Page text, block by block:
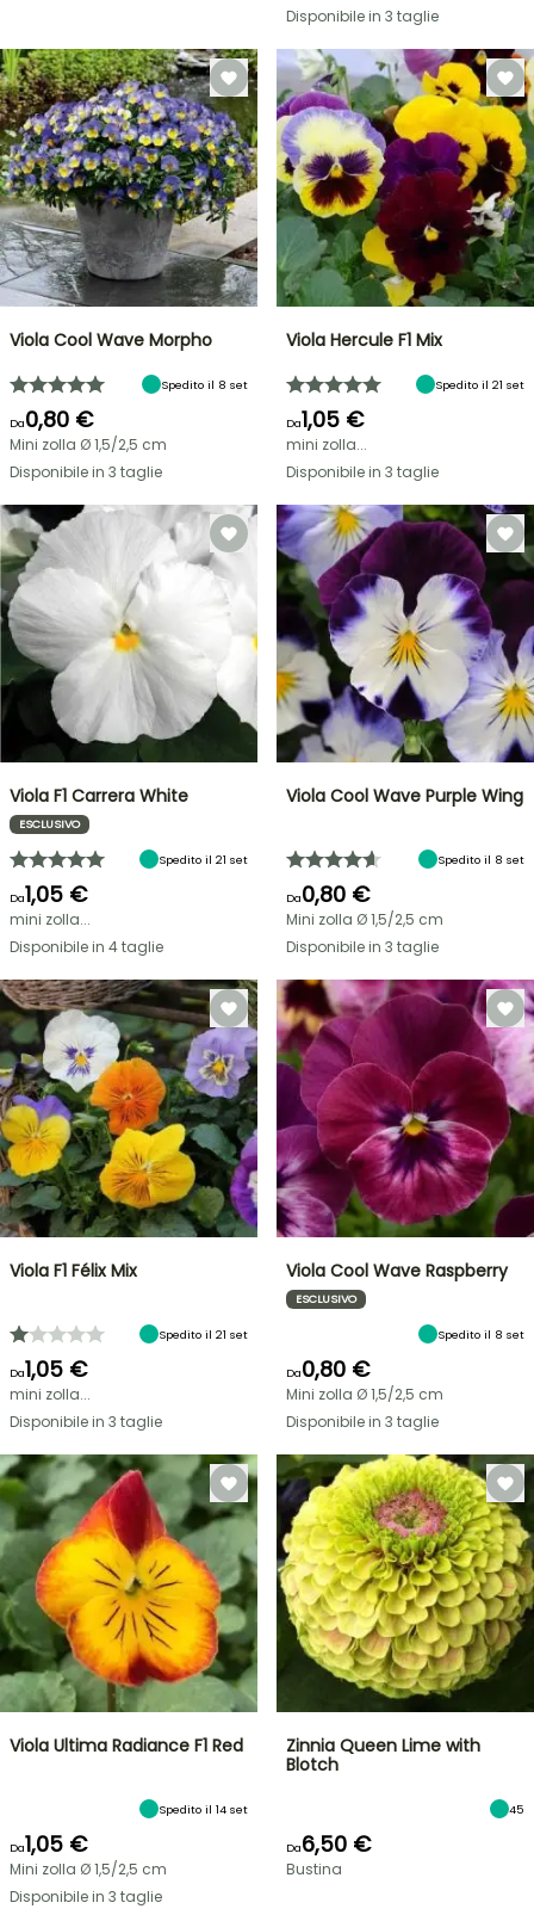
Disponibile in 3 taglie
Viola Cool Wave Morpho
Spedito il 8 set
Da0,80 €
Mini zolla Ø 1,5/2,5 cm
Disponibile in 3 taglie
Viola Hercule F1 Mix
Spedito il 21 set
Da1,05 €
mini zolla...
Disponibile in 3 taglie
Viola F1 Carrera White
ESCLUSIVO
Spedito il 21 set
Da1,05 €
mini zolla...
Disponibile in 4 taglie
Viola Cool Wave Purple Wing
Spedito il 8 set
Da0,80 €
Mini zolla Ø 1,5/2,5 cm
Disponibile in 3 taglie
Viola F1 Félix Mix
Spedito il 21 set
Da1,05 €
mini zolla...
Disponibile in 3 taglie
Viola Cool Wave Raspberry
ESCLUSIVO
Spedito il 8 set
Da0,80 €
Mini zolla Ø 1,5/2,5 cm
Disponibile in 3 taglie
Viola Ultima Radiance F1 Red
Spedito il 14 set
Da1,05 €
Mini zolla Ø 1,5/2,5 cm
Disponibile in 3 taglie
Zinnia Queen Lime with
Blotch
45
Da6,50 €
Bustina